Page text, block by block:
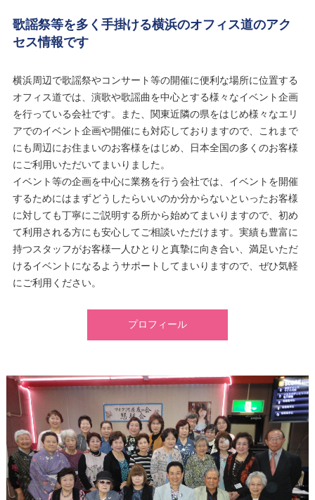
歌謡祭等を多く手掛ける横浜のオフィス道のアク
セス情報です
横浜周辺で歌謡祭やコンサート等の開催に便利な場所に位置する
オフィス道では、演歌や歌謡曲を中心とする様々なイベント企画
を行っている会社です。また、関東近隣の県をはじめ様々なエリ
アでのイベント企画や開催にも対応しておりますので、これまで
にも周辺にお住まいのお客様をはじめ、日本全国の多くのお客様
にご利用いただいてまいりました。
イベント等の企画を中心に業務を行う会社では、イベントを開催
するためにはまずどうしたらいいのか分からないといったお客様
に対しても丁寧にご説明する所から始めてまいりますので、初め
て利用される方にも安心してご相談いただけます。実績も豊富に
持つスタッフがお客様一人ひとりと真摯に向き合い、満足いただ
けるイベントになるようサポートしてまいりますので、ぜひ気軽
にご利用ください。
プロフィール